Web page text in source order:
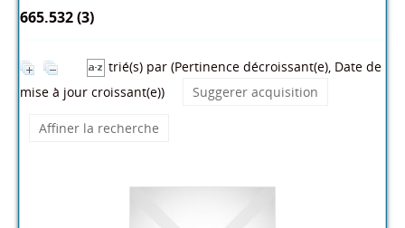
665.532 (3)
trié(s) par (Pertinence décroissant(e), Date de
mise à jour croissant(e))
Suggerer acquisition
Affiner la recherche